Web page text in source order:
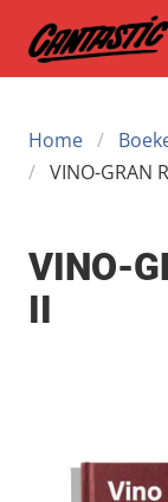
Home
VINO-GRAN
VINO-
II